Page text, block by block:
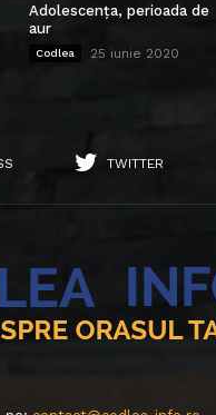
Adolescența, perioada de
aur
Codlea 25 iunie 2020
TWITTER